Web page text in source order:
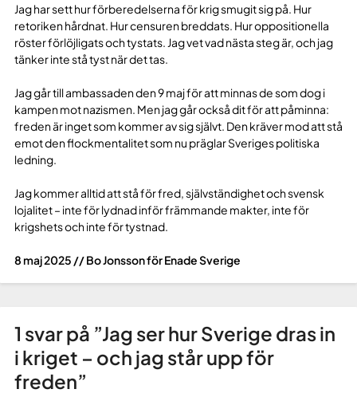
Jag har sett hur förberedelserna för krig smugit sig på. Hur
retoriken hårdnat. Hur censuren breddats. Hur oppositionella
röster förlöjligats och tystats. Jag vet vad nästa steg är, och jag
tänker inte stå tyst när det tas.
Jag går till ambassaden den 9 maj för att minnas de som dog i
kampen mot nazismen. Men jag går också dit för att påminna:
freden är inget som kommer av sig självt. Den kräver mod att stå
emot den flockmentalitet som nu präglar Sveriges politiska
ledning.
Jag kommer alltid att stå för fred, självständighet och svensk
lojalitet – inte för lydnad inför främmande makter, inte för
krigshets och inte för tystnad.
8 maj 2025 // Bo Jonsson för Enade Sverige
1 svar på ”Jag ser hur Sverige dras in
i kriget – och jag står upp för
freden”